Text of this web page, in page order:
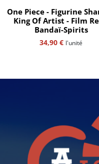
One Piece - Figurine
King Of Artist - Film
Bandaï-Spirits
34,90 € l'unité